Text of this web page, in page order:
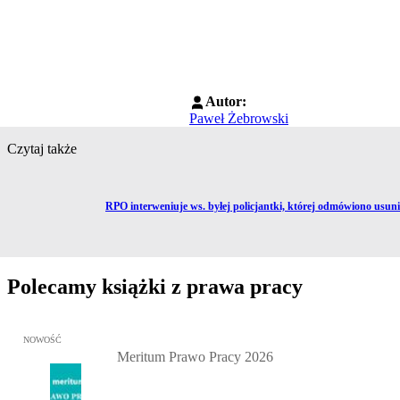
Autor:
Paweł Żebrowski
Czytaj także
Przejdź do artykułu:
RPO interweniuje ws. byłej policjantki, której odmówiono
Polecamy książki z prawa pracy
Przejdź do: Meritum Prawo Pracy 2026, Kazimierz Jaśkowski -
NOWOŚĆ
Meritum Prawo Pracy 2026